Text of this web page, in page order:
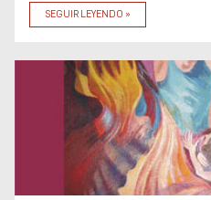
SEGUIR LEYENDO »